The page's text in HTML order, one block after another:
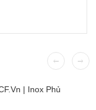
| Inox Phủ